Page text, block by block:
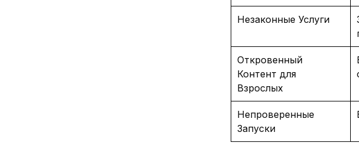
Незаконные Услуги
Откровенный
Контент для
Взрослых
Непроверенные
Запуски